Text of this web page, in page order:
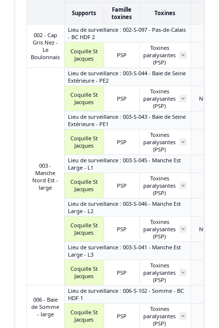
Supports
Famille
toxines
Toxines
002 - Cap
Gris Nez -
Le
Boulonnais
Lieu de surveillance : 002-S-097 - Pas-de-Calais
- BC HDF 2
Coquille St
Jacques
PSP
Toxines
paralysantes
(PSP)
003 -
Manche
Nord Est -
large
Lieu de surveillance : 003-S-044 - Baie de Seine
Extérieure - PE2
Coquille St
Jacques
PSP
Toxines
paralysantes
(PSP)
NQ ou
Lieu de surveillance : 003-S-043 - Baie de Seine
Extérieure - PE1
Coquille St
Jacques
PSP
Toxines
paralysantes
(PSP)
Lieu de surveillance : 003-S-045 - Manche Est
Large - L1
Coquille St
Jacques
PSP
Toxines
paralysantes
(PSP)
Lieu de surveillance : 003-S-046 - Manche Est
Large - L2
Coquille St
Jacques
PSP
Toxines
paralysantes
(PSP)
NQ ou
Lieu de surveillance : 003-S-041 - Manche Est
Large - L3
Coquille St
Jacques
PSP
Toxines
paralysantes
(PSP)
006 - Baie
de Somme
- large
Lieu de surveillance : 006-S-102 - Somme - BC
HDF 1
Coquille St
Jacques
PSP
Toxines
paralysantes
(PSP)